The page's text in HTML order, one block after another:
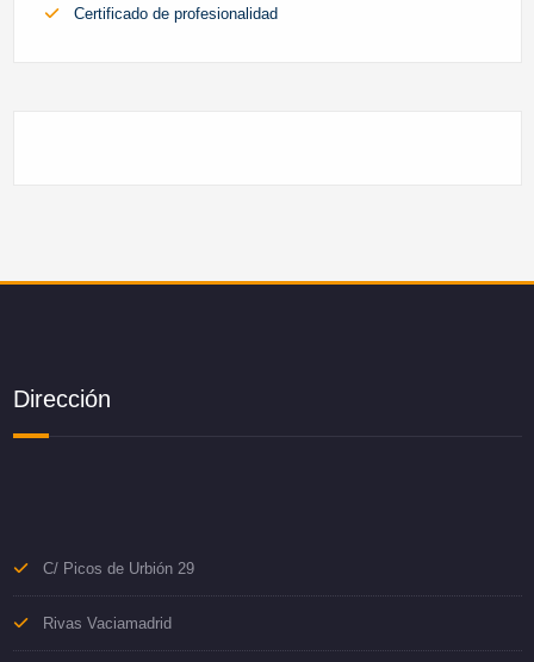
Certificado de profesionalidad
Dirección
C/ Picos de Urbión 29
Rivas Vaciamadrid